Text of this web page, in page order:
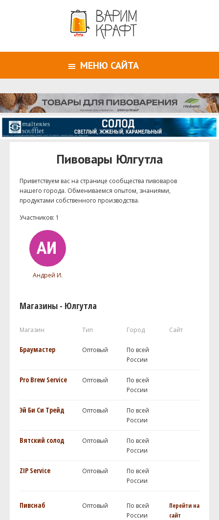
МЕНЮ САЙТА
Пивовары Юлгутла
Приветствуем ваc на странице сообщества пивоваров
нашего города. Обмениваемся опытом, знаниями,
продуктами собственного производства.
Участников: 1
Андрей И.
Магазины - Юлгутла
Магазин Тип Город Сайт
Браумастер Оптовый
По всей
России
Pro Brew Service Оптовый
По всей
России
Эй Би Си Трейд Оптовый
По всей
России
Вятский солод Оптовый
По всей
России
ZIP Service Оптовый
По всей
России
Пивснаб Оптовый
По всей
России
Перейти на
сайт